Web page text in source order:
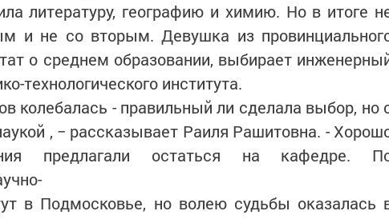
литературу, географию и химию. Но в итоге
и не со вторым. Девушка из
о среднем образовании, выбирает
технологического института.
колебалась - правильный ли сделала выбор, но
, − рассказывает Раиля Рашитовна. -
предлагали остаться на кафедре.
в Подмосковье, но волею судьбы оказалась